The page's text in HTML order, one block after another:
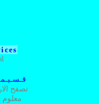
تصفح
معلوم